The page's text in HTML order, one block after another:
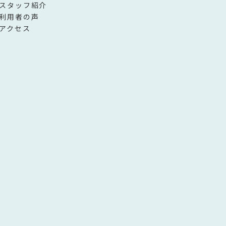
タッフ紹介
用者の声
クセス